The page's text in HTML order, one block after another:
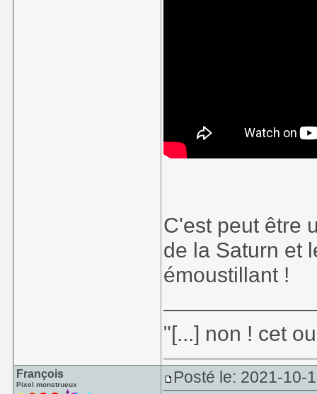
C'est peut être
de la Saturn et
émoustillant !
"[...] non ! cet
François
Pixel monstrueux Posté le: 2021-10-